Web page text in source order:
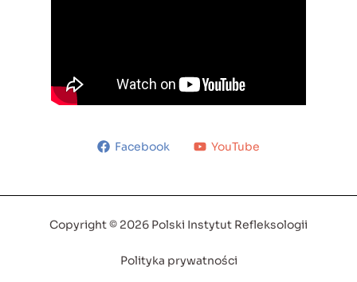
Facebook YouTube
Copyright © 2026 Polski Instytut Refleksologii
Polityka prywatności